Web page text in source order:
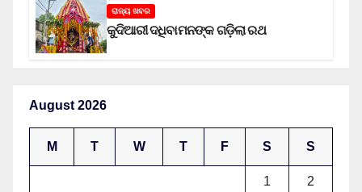
ରାଜ୍ୟ ଖବର
କୁଦିଆରୀ ଦଧିବାମନଙ୍କ ଗଡ଼ିଲା ରଥ
August 2026
M T W T F S S
1 2